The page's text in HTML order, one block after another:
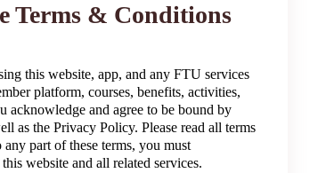
Terms & Conditions
this website, app, and any FTU services
platform, courses, benefits, activities,
acknowledge and agree to be bound by
as the Privacy Policy. Please read all terms
part of these terms, you must
website and all related services.